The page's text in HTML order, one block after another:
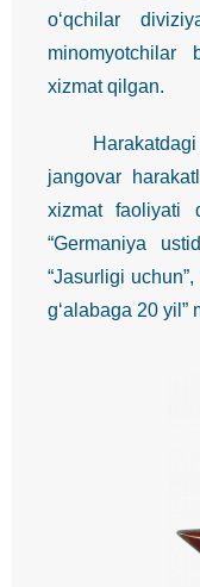
o‘qchilar
minomyotchilar
xizmat qilgan.
Harakatdagi
jangovar
xizmat faoliyati
“Germaniya
“Jasurligi
g‘alabaga 20